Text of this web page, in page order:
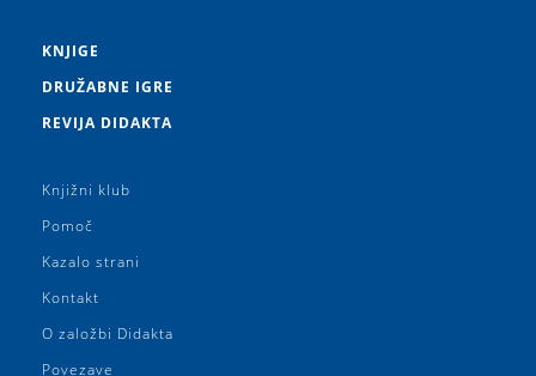
KNJIGE
DRUŽABNE IGRE
REVIJA DIDAKTA
Knjižni klub
Pomoč
Kazalo strani
Kontakt
O založbi Didakta
Povezave